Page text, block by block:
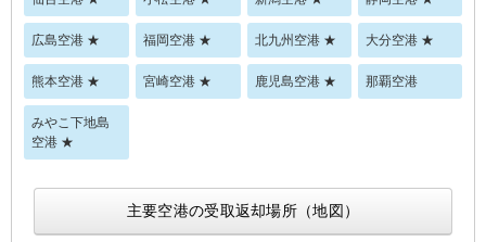
広島空港 ★ 福岡空港 ★ 北九州空港 ★ 大分空港 ★
熊本空港 ★ 宮崎空港 ★ 鹿児島空港 ★ 那覇空港
みやこ下地島
空港 ★
主要空港の受取返却場所（地図）